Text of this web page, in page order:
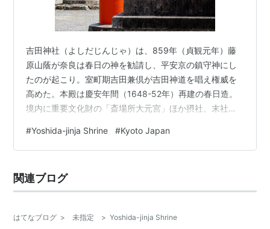
吉田神社（よしだじんじゃ）は、859年（貞観元年）藤
原山蔭が奈良は春日の神を勧請し、平安京の鎮守神にし
たのが起こり。室町期吉田兼倶が吉田神道を唱え権威を
高めた。本殿は慶安年間（1648-52年）再建の春日造。
境内に重要文化財の「斎場所大元宮」ほか摂社、末社が
る節分祭には全国より数十万人の参拝者でにぎわう。主
な祭儀は疫神祭、追儺式、火炉祭がある。
#Yoshida-jinja Shrine #Kyoto Japan
関連ブログ
はてなブログ > 未指定 > Yoshida-jinja Shrine